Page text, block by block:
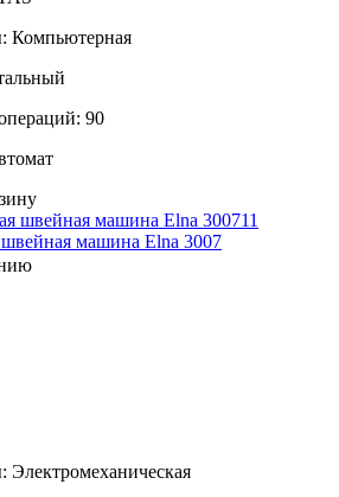
Компьютерная
90
машина Elna 3007
Электромеханическая